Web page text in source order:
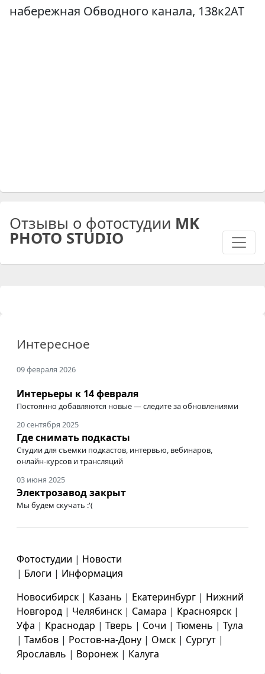
набережная Обводного канала, 138к2АТ
Отзывы о фотостудии MK
PHOTO STUDIO
Интересное
09 февраля 2026
Интерьеры к 14 февраля
Постоянно добавляются новые — следите за обновлениями
20 сентября 2025
Где снимать подкасты
Студии для съемки подкастов, интервью, вебинаров,
онлайн-курсов и трансляций
03 июня 2025
Электрозавод закрыт
Мы будем скучать :'(
Фотостудии | Новости
| Блоги | Информация
Новосибирск | Казань | Екатеринбург | Нижний
Новгород | Челябинск | Самара | Красноярск |
Уфа | Краснодар | Тверь | Сочи | Тюмень | Тула
| Тамбов | Ростов-на-Дону | Омск | Сургут |
Ярославль | Воронеж | Калуга